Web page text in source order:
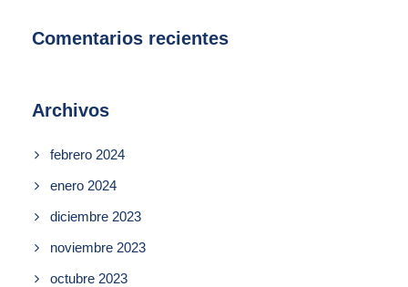
Comentarios recientes
Archivos
febrero 2024
enero 2024
diciembre 2023
noviembre 2023
octubre 2023